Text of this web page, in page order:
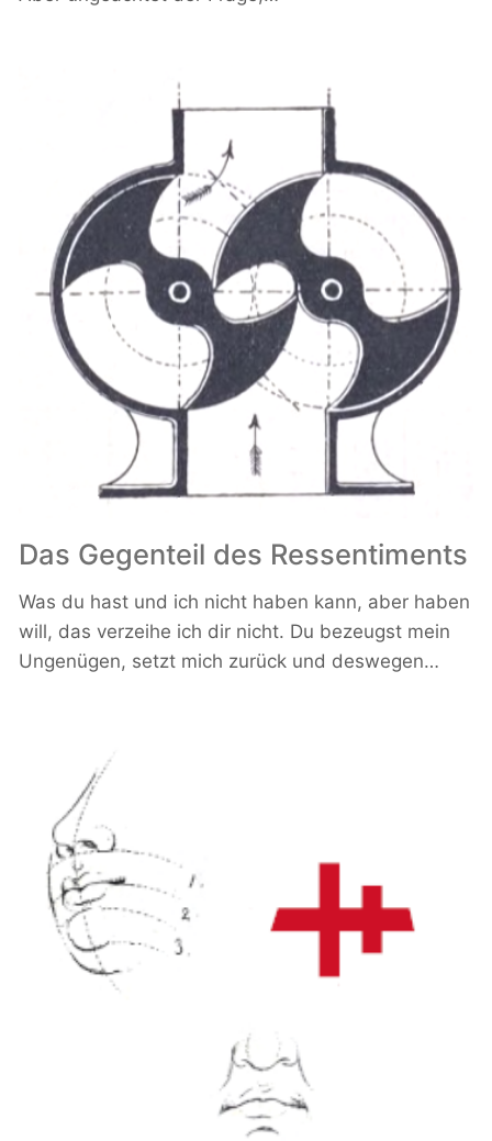
Das Gegenteil des Ressentiments
Was du hast und ich nicht haben kann, aber haben
will, das verzeihe ich dir nicht. Du bezeugst mein
Ungenügen, setzt mich zurück und deswegen…